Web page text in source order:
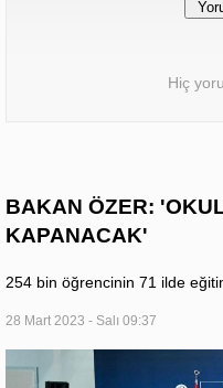
Hiç
BAKAN ÖZER:
KAPANACAK'
254 bin öğrencinin 71 ilde
28 Mart 2023 - Salı 09:37